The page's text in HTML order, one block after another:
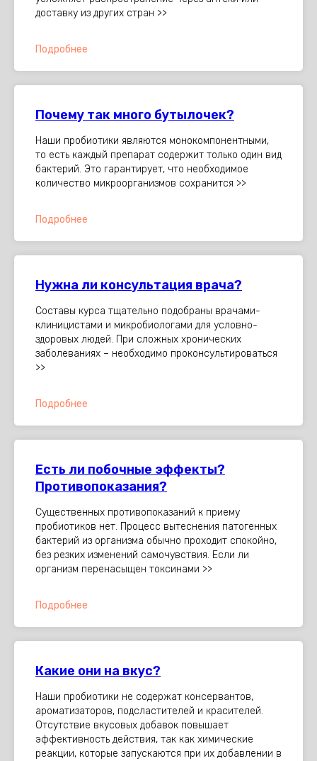
доставку из других стран >>
Подробнее
Почему так много бутылочек?
Наши пробиотики являются монокомпонентными,
то есть каждый препарат содержит только один вид
бактерий. Это гарантирует, что необходимое
количество микроорганизмов сохранится >>
Подробнее
Нужна ли консультация врача?
Составы курса тщательно подобраны врачами-
клиницистами и микробиологами для условно-
здоровых людей. При сложных хронических
заболеваниях – необходимо проконсультироваться
>>
Подробнее
Есть ли побочные эффекты?
Противопоказания?
Существенных противопоказаний к приему
пробиотиков нет. Процесс вытеснения патогенных
бактерий из организма обычно проходит спокойно,
без резких изменений самочувствия. Если ли
организм перенасыщен токсинами >>
Подробнее
Какие они на вкус?
Наши пробиотики не содержат консервантов,
ароматизаторов, подсластителей и красителей.
Отсутствие вкусовых добавок повышает
эффективность действия, так как химические
реакции, которые запускаются при их добавлении в